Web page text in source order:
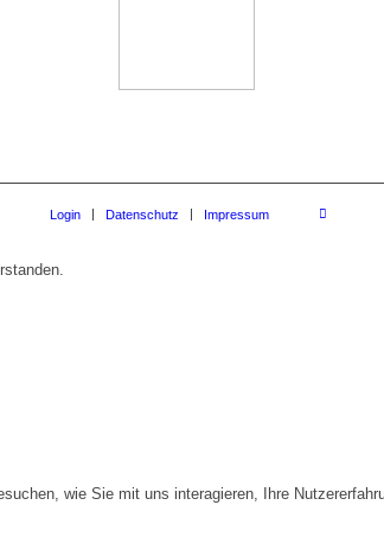
Login Datenschutz Impressum
wie Sie mit uns interagieren, Ihre